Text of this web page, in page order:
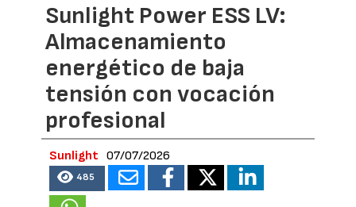
Sunlight Power ESS LV:
Almacenamiento
energético de baja
tensión con vocación
profesional
Sunlight 07/07/2026
485